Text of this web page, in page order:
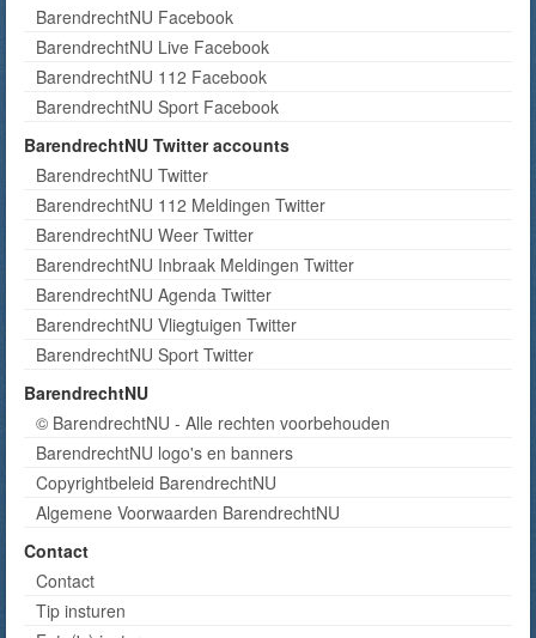
BarendrechtNU Facebook
BarendrechtNU Live Facebook
BarendrechtNU 112 Facebook
BarendrechtNU Sport Facebook
BarendrechtNU Twitter accounts
BarendrechtNU Twitter
BarendrechtNU 112 Meldingen Twitter
BarendrechtNU Weer Twitter
BarendrechtNU Inbraak Meldingen Twitter
BarendrechtNU Agenda Twitter
BarendrechtNU Vliegtuigen Twitter
BarendrechtNU Sport Twitter
BarendrechtNU
© BarendrechtNU - Alle rechten voorbehouden
BarendrechtNU logo's en banners
Copyrightbeleid BarendrechtNU
Algemene Voorwaarden BarendrechtNU
Contact
Contact
Tip insturen